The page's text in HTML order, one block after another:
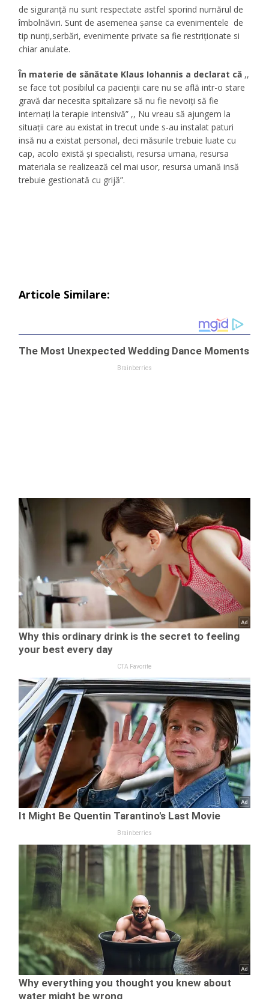
de siguranță nu sunt respectate astfel sporind numărul de
îmbolnăviri. Sunt de asemenea șanse ca evenimentele de
tip nunți,serbări, evenimente private sa fie restriționate si
chiar anulate.
În materie de sănătate Klaus Iohannis a declarat că ,,
se face tot posibilul ca pacienții care nu se află intr-o stare
gravă dar necesita spitalizare să nu fie nevoiți să fie
internați la terapie intensivă” ,, Nu vreau să ajungem la
situații care au existat in trecut unde s-au instalat paturi
insă nu a existat personal, deci măsurile trebuie luate cu
cap, acolo există și specialisti, resursa umana, resursa
materiala se realizează cel mai usor, resursa umană insă
trebuie gestionată cu grijă”.
Articole Similare: